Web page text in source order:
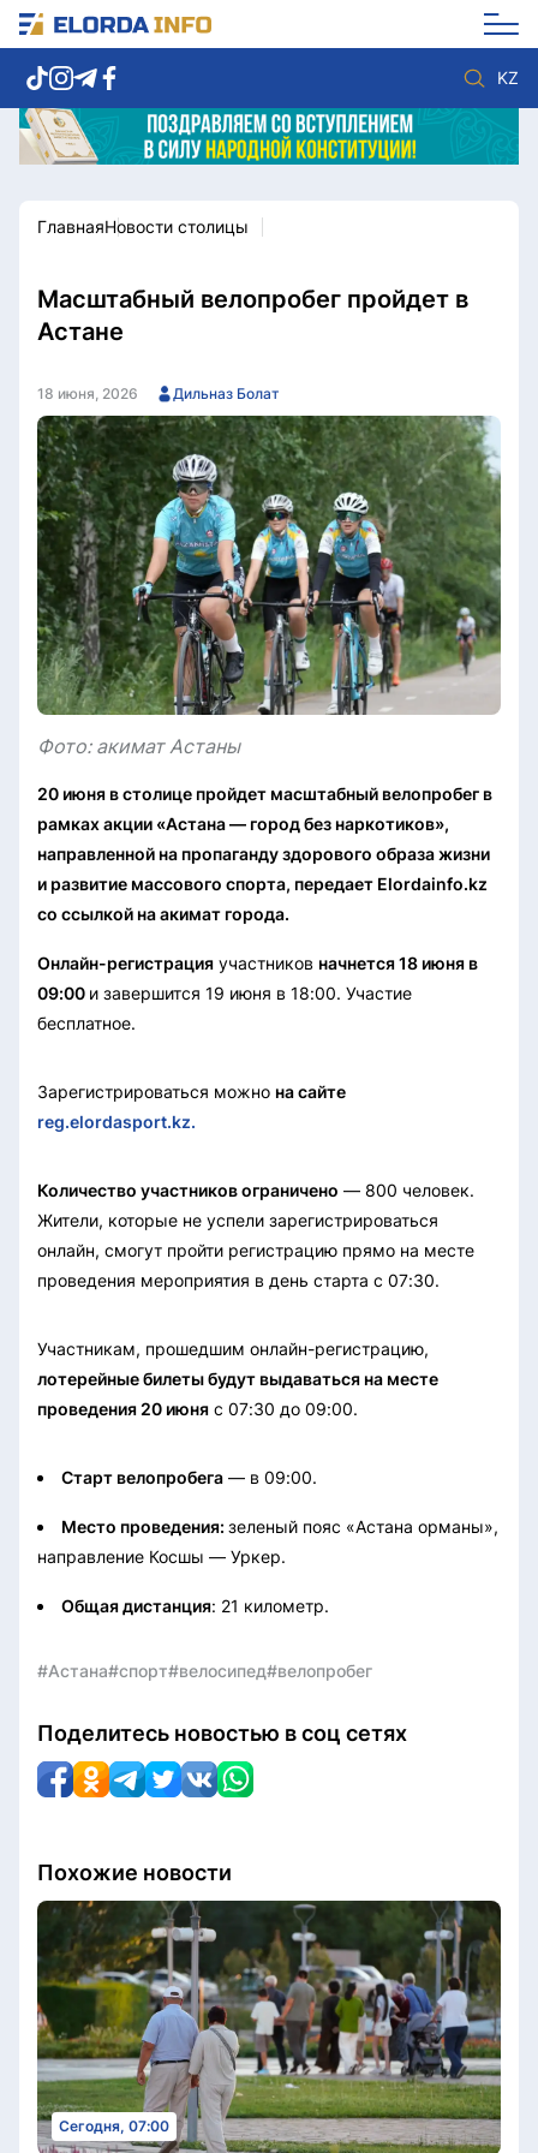
KZ
Новости столицы
Политика
Спорт
Культура
Разное
Мнение
Видео
Этический кодекс
Служу стране
ГлавнаяНовости столицы
Масштабный велопробег пройдет в
Астане
18 июня, 2026 Дильназ Болат
Фото: акимат Астаны
20 июня в столице пройдет масштабный велопробег в
рамках акции «Астана — город без наркотиков»,
направленной на пропаганду здорового образа жизни
и развитие массового спорта, передает Elordainfo.kz
со ссылкой на акимат города.
Онлайн-регистрация участников начнется 18 июня в
09:00 и завершится 19 июня в 18:00. Участие
бесплатное.
Зарегистрироваться можно на сайте
reg.elordasport.kz.
Количество участников ограничено — 800 человек.
Жители, которые не успели зарегистрироваться
онлайн, смогут пройти регистрацию прямо на месте
проведения мероприятия в день старта с 07:30.
Участникам, прошедшим онлайн-регистрацию,
лотерейные билеты будут выдаваться на месте
проведения 20 июня с 07:30 до 09:00.
Старт велопробега — в 09:00.
Место проведения: зеленый пояс «Астана орманы»,
направление Косшы — Уркер.
Общая дистанция: 21 километр.
#Астана#спорт#велосипед#велопробег
Поделитесь новостью в соц сетях
Похожие новости
Сегодня, 07:00